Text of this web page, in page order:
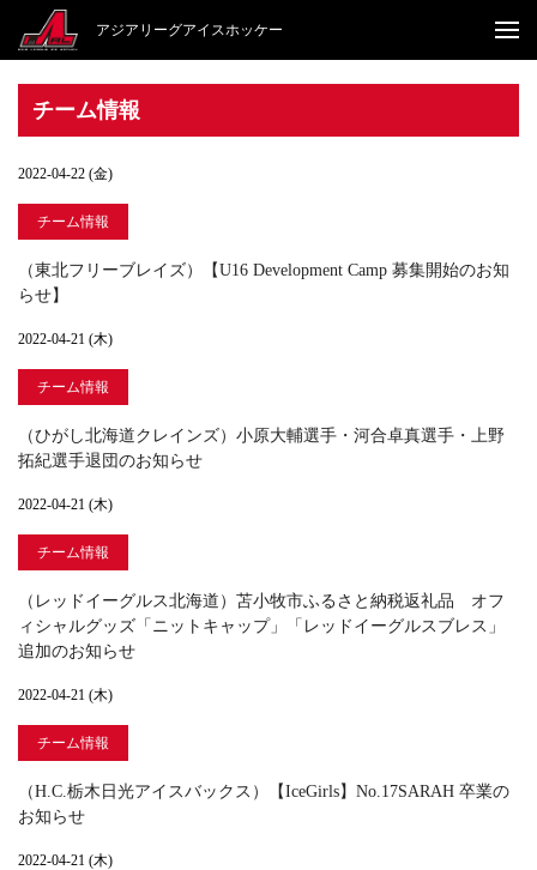
アジアリーグアイスホッケー
チーム情報
2022-04-22 (金)
チーム情報
（東北フリーブレイズ）【U16 Development Camp 募集開始のお知
らせ】
2022-04-21 (木)
チーム情報
（ひがし北海道クレインズ）小原大輔選手・河合卓真選手・上野
拓紀選手退団のお知らせ
2022-04-21 (木)
チーム情報
（レッドイーグルス北海道）苫小牧市ふるさと納税返礼品 オフ
ィシャルグッズ「ニットキャップ」「レッドイーグルスブレス」
追加のお知らせ
2022-04-21 (木)
チーム情報
（H.C.栃木日光アイスバックス）【IceGirls】No.17SARAH 卒業の
お知らせ
2022-04-21 (木)